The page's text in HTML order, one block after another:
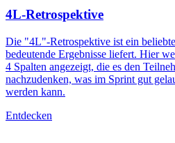
4L-Retrospektive
Die "4L"-Retrospektive ist ein
bedeutende Ergebnisse liefert. Hier
4 Spalten angezeigt, die es den
nachzudenken, was im Sprint gut
werden kann.
Entdecken